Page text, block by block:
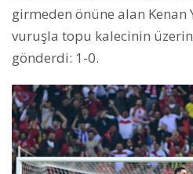
girmeden önüne alan Kenan
vuruşla topu kalecinin
gönderdi: 1-0.